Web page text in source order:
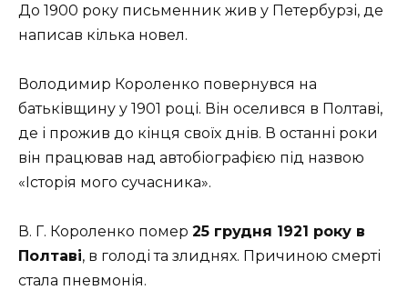
До 1900 року письменник жив у Петербурзі, де
написав кілька новел.
Володимир Короленко повернувся на
батьківщину у 1901 році. Він оселився в Полтаві,
де і прожив до кінця своїх днів. В останні роки
він працював над автобіографією під назвою
«Історія мого сучасника».
В. Г. Короленко помер 25 грудня 1921 року в
Полтаві, в голоді та злиднях. Причиною смерті
стала пневмонія.